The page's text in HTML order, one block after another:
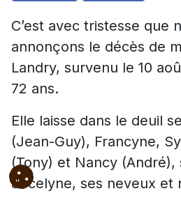
C’est avec tristesse que
annonçons le décès de
Landry, survenu le 10
72 ans.
Elle laisse dans le deuil
(Jean-Guy), Francyne,
(Tony) et Nancy
Jocelyne, ses neveux et